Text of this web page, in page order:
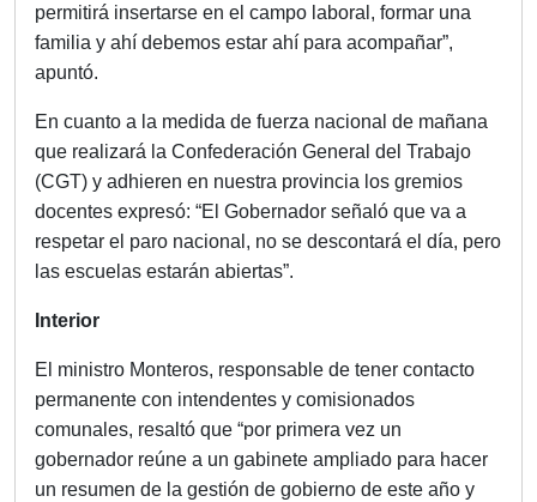
permitirá insertarse en el campo laboral, formar una
familia y ahí debemos estar ahí para acompañar”,
apuntó.
En cuanto a la medida de fuerza nacional de mañana
que realizará la Confederación General del Trabajo
(CGT) y adhieren en nuestra provincia los gremios
docentes expresó: “El Gobernador señaló que va a
respetar el paro nacional, no se descontará el día, pero
las escuelas estarán abiertas”.
Interior
El ministro Monteros, responsable de tener contacto
permanente con intendentes y comisionados
comunales, resaltó que “por primera vez un
gobernador reúne a un gabinete ampliado para hacer
un resumen de la gestión de gobierno de este año y